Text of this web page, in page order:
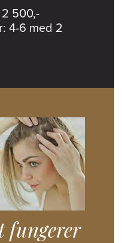
2 500,-
4-6 med 2
fungerer